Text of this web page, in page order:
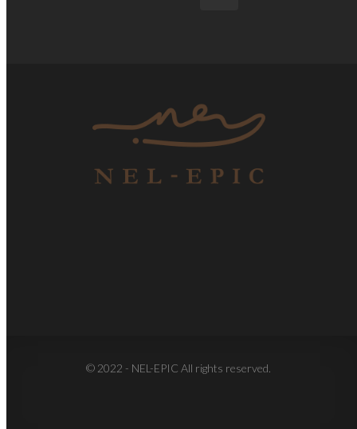
© 2022 - NEL-EPIC All rights reserved.